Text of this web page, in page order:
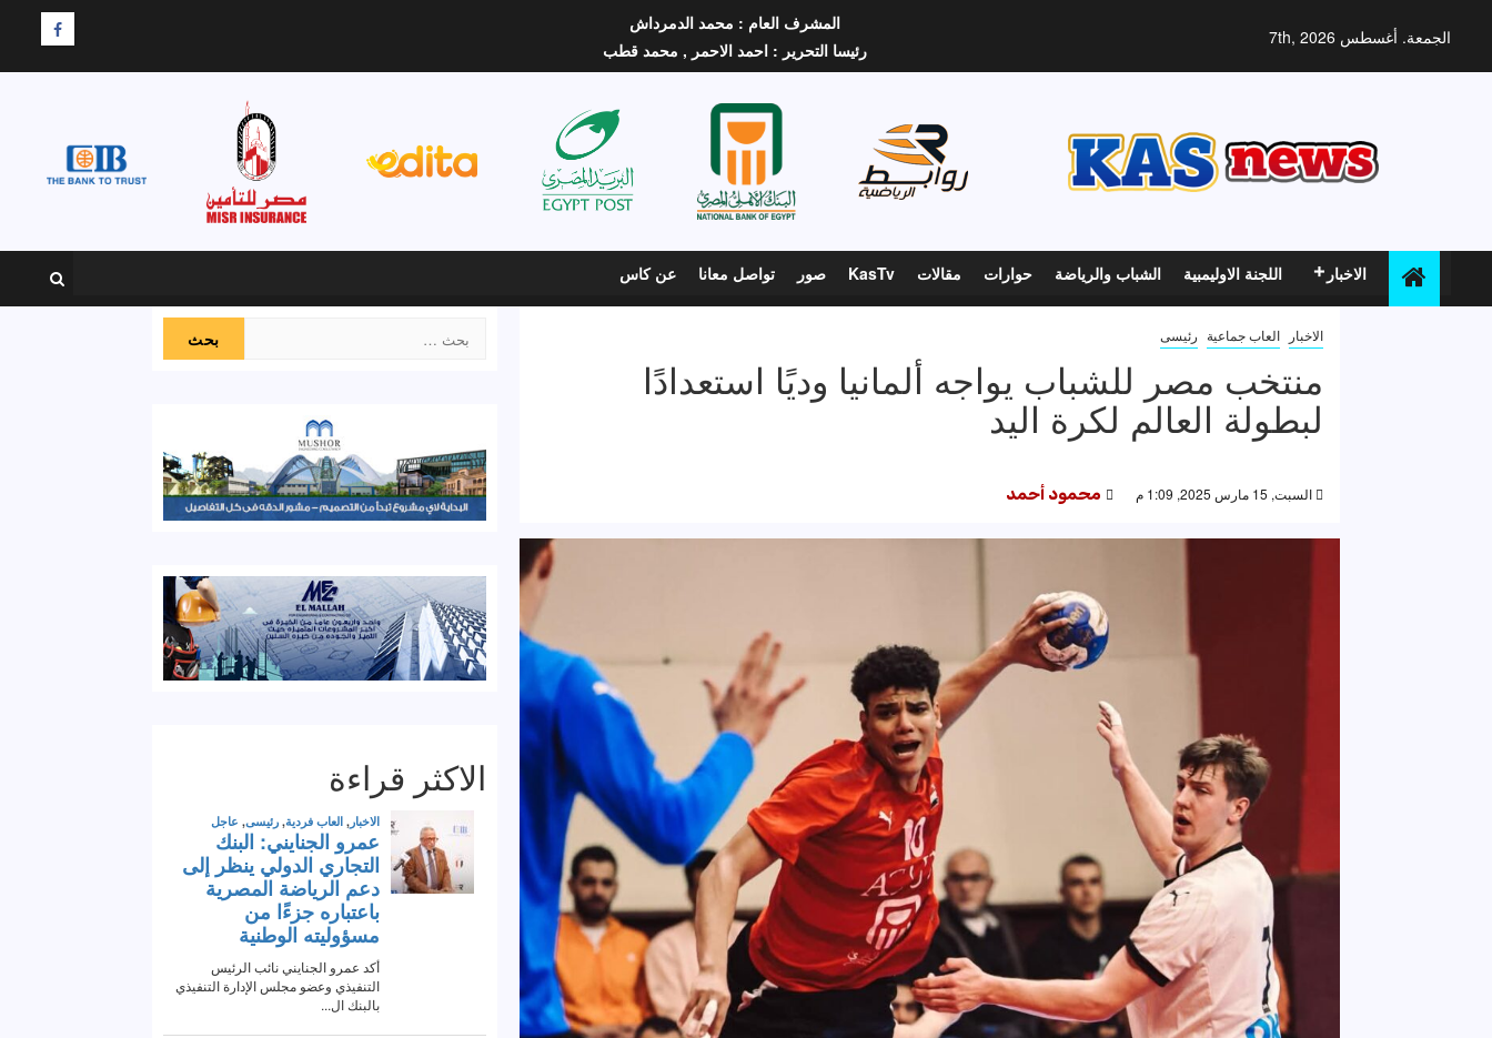
الجمعة. أغسطس 7th, 2026
المشرف العام : محمد الدمرداش
رئيسا التحرير : احمد الاحمر , محمد قطب
F
الاخبار اللجنة الاوليمبية الشباب والرياضة حوارات مقالات KasTv صور تواصل معانا عن كاس
الاخبار العاب جماعية رئيسى
منتخب مصر للشباب يواجه ألمانيا وديًا استعدادًا
لبطولة العالم لكرة اليد
السبت, 15 مارس 2025, 1:09 م محمود أحمد
عن:
الاكثر قراءة